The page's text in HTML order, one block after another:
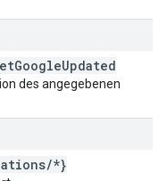
GoogleUpdated
des angegebenen
/*}